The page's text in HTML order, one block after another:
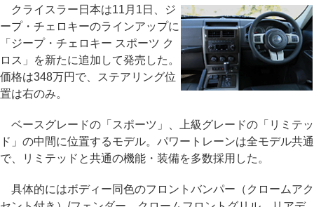
クライスラー日本は11月1日、ジ
ープ・チェロキーのラインアップに
「ジープ・チェロキー スポーツ ク
ロス」を新たに追加して発売した。
価格は348万円で、ステアリング位
置は右のみ。
ベースグレードの「スポーツ」、上級グレードの「リミテッ
ド」の中間に位置するモデル。パワートレーンは全モデル共通
で、リミテッドと共通の機能・装備を多数採用した。
具体的にはボディー同色のフロントバンパー（クロームアク